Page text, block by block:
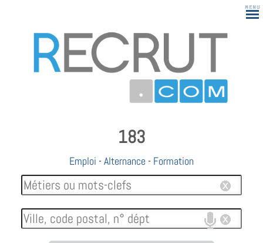
183
Emploi -Alternance - Formation